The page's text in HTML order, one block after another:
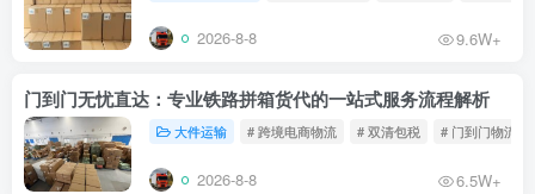
2026-8-8 9.6W+
门到门无忧直达：专业铁路拼箱货代的一站式服务流程解析
大件运输 # 跨境电商物流 # 双清包税 # 门到门物流
2026-8-8 6.5W+